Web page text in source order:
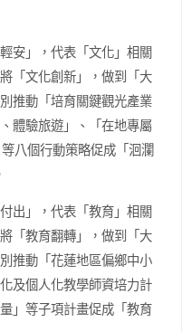
安」，代表「文化」相關
「文化創新」，做到「大
推動「培育關鍵觀光產業
體驗旅遊」、「在地專屬
八個行動策略促成「洄瀾
出」，代表「教育」相關
「教育翻轉」，做到「大
推動「花蓮地區偏鄉中小
及個人化教學師資培力計
」等子項計畫促成「教育